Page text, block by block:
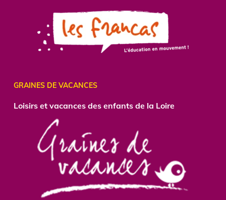
GRAINES DE VACANCES
Loisirs et vacances des enfants de la Loire